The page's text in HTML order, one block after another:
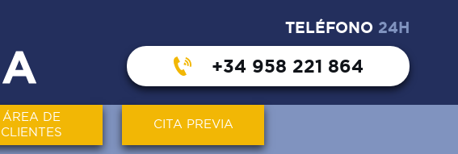
TELÉFONO 24H
+34 958 221 864
ÁREA DE
CLIENTES
CITA PREVIA